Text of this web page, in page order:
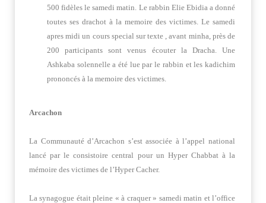
500 fidèles le samedi matin. Le rabbin Elie Ebidia a donné
toutes ses drachot à la memoire des victimes. Le samedi
apres midi un cours special sur texte , avant minha, près de
200 participants sont venus écouter la Dracha. Une
Ashkaba solennelle a été lue par le rabbin et les kadichim
prononcés à la memoire des victimes.
Arcachon
La Communauté d’Arcachon s’est associée à l’appel national
lancé par le consistoire central pour un Hyper Chabbat à la
mémoire des victimes de l’Hyper Cacher.
La synagogue était pleine « à craquer » samedi matin et l’office